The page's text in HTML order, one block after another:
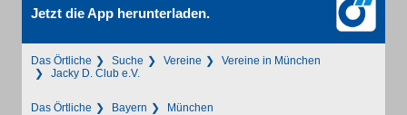
Jetzt die App herunterladen.
Das Örtliche Suche Vereine
Vereine in München
Jacky D. Club e.V.
Das Örtliche Bayern München